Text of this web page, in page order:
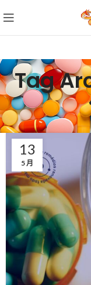
Tag
13
5 月